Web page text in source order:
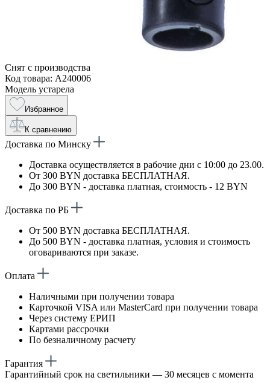
Снят с производства
Код товара: A240006
Модель устарела
Избранное
К сравнению
Доставка по Минску
Доставка осуществляется в рабочие дни с 10:00 до 23.00.
От 300 BYN доставка БЕСПЛАТНАЯ.
До 300 BYN - доставка платная, стоимость - 12 BYN
Доставка по РБ
От 500 BYN доставка БЕСПЛАТНАЯ.
До 500 BYN - доставка платная, условия и стоимость
оговариваются при заказе.
Оплата
Наличными при получении товара
Карточкой VISA или MasterCard при получении товара
Через систему ЕРИП
Картами рассрочки
По безналичному расчету
Гарантия
Гарантийный срок на светильники — 30 месяцев с момента